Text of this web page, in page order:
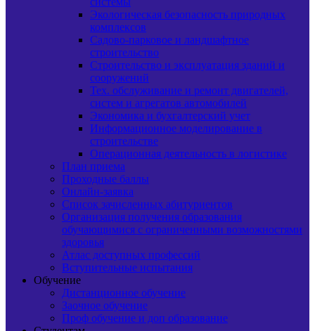
Экологическая безопасность природных
комплексов
Садово-парковое и ландшафтное
строительство
Строительство и эксплуатация зданий и
сооружений
Тех. обслуживание и ремонт двигателей,
систем и агрегатов автомобилей
Экономика и бухгалтерский учет
Информационное моделирование в
строительстве
Операционная деятельность в логистике
План приема
Проходные баллы
Онлайн-заявка
Список зачисленных абитуриентов
Организация получения образования
обучающимися с ограниченными возможностями
здоровья
Атлас доступных профессий
Вступительные испытания
Обучение
Дистанционное обучение
Заочное обучение
Проф обучение и доп образование